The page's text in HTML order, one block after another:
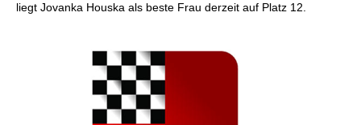
liegt Jovanka Houska als beste Frau derzeit auf Platz 12.